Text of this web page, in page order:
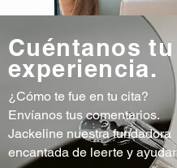
Cuéntanos tu
experiencia.
¿Cómo te fue en tu cita?
Envíanos tus comentarios.
Jackeline nuestra fundadora
encantada de leerte y